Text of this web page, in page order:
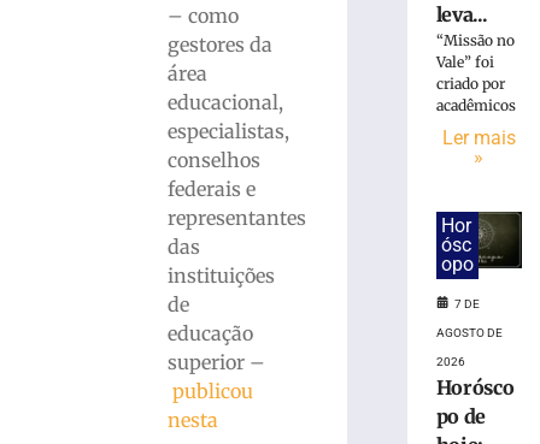
– como
gestores da
área
educacional,
especialistas,
conselhos
federais e
representantes
das
instituições
de
educação
superior –
publicou
nesta
Cônsul
Processo
Bolsas
Estudos
leva...
“Missão no
Vale” foi
criado por
acadêmicos
Ler mais
»
Hor
ósc
opo
7 DE
AGOSTO DE
2026
Horósco
po de